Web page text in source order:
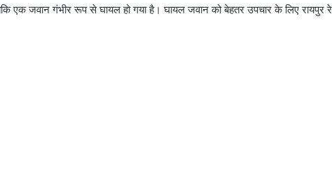
एक जवान गंभीर रूप से घायल हो गया है। घायल जवान को बेहतर उपचार के लिए रायपुर